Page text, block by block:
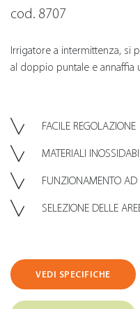
cod. 8707
Irrigatore a intermittenza, si
al doppio puntale e annaffia
FACILE REGOLAZIONE
MATERIALI
FUNZIONAMENTO AD
SELEZIONE DELLE
VEDI SPECIFICHE